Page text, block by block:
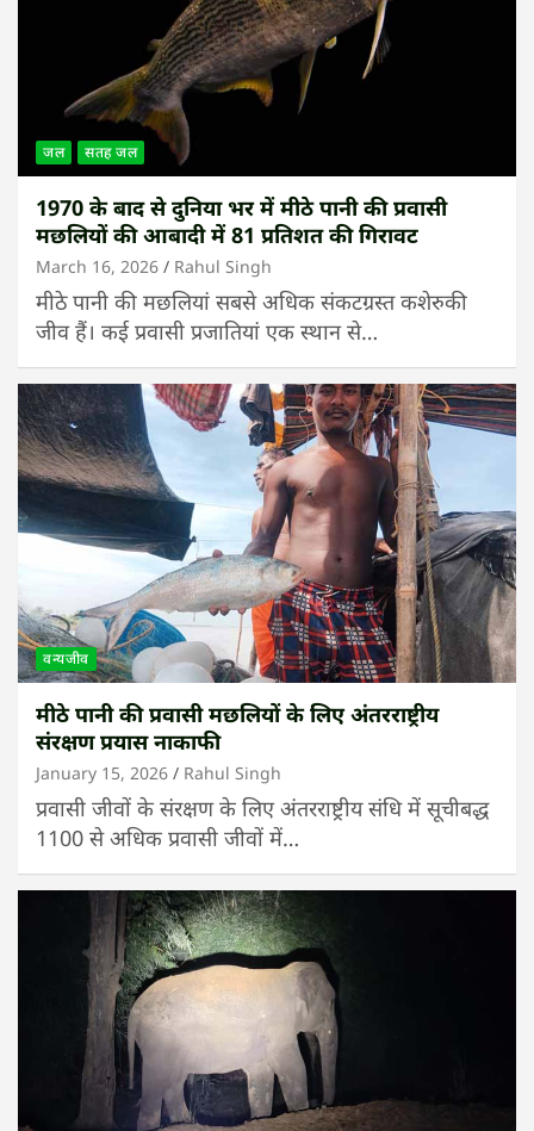
जल सतह जल
1970 के बाद से दुनिया भर में मीठे पानी की प्रवासी
मछलियों की आबादी में 81 प्रतिशत की गिरावट
March 16, 2026 Rahul Singh
मीठे पानी की मछलियां सबसे अधिक संकटग्रस्त कशेरुकी
जीव हैं। कई प्रवासी प्रजातियां एक स्थान से…
वन्यजीव
मीठे पानी की प्रवासी मछलियों के लिए अंतरराष्ट्रीय
संरक्षण प्रयास नाकाफी
January 15, 2026 Rahul Singh
प्रवासी जीवों के संरक्षण के लिए अंतरराष्ट्रीय संधि में सूचीबद्ध
1100 से अधिक प्रवासी जीवों में…